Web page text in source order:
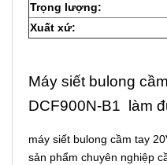
Trọng lượng:
Xuất xứ:
Máy siết bulong
DCF900N-B1 làm
máy siết bulong cầm tay
sản phẩm chuyên nghiệp